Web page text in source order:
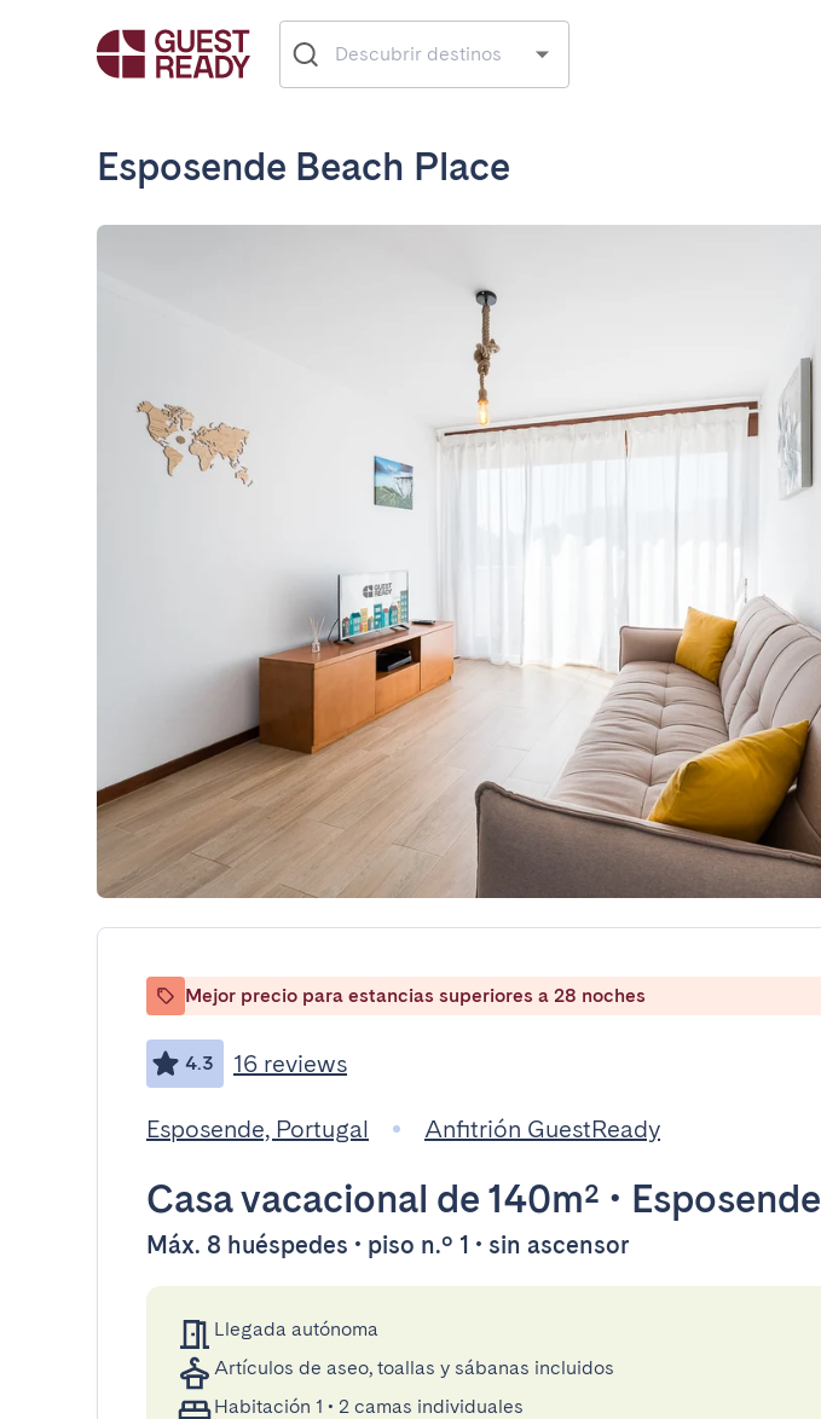
Esposende Beach Place
Mejor precio para estancias superiores a 28 noches
4.3 16 reviews
Esposende, Portugal Anfitrión GuestReady
Casa vacacional de 140m² • Esposende
Máx. 8 huéspedes • piso n.º 1 • sin ascensor
Llegada autónoma
Artículos de aseo, toallas y sábanas incluidos
Habitación 1 • 2 camas individuales